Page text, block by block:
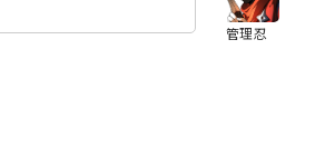
管理忍